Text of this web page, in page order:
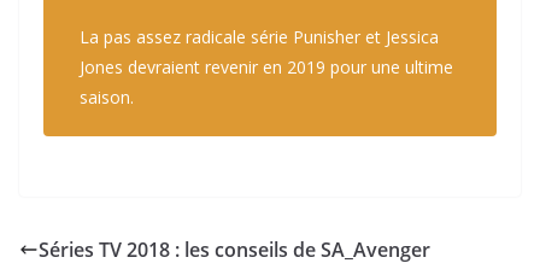
La pas assez radicale série Punisher et Jessica
Jones devraient revenir en 2019 pour une ultime
saison.
Séries TV 2018 : les conseils de SA_Avenger